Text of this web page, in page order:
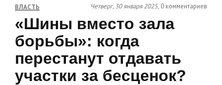
ВЛАСТЬ Четверг, 30 января 2025, 0 комментариев
«Шины вместо зала
борьбы»: когда
перестанут отдавать
участки за бесценок?